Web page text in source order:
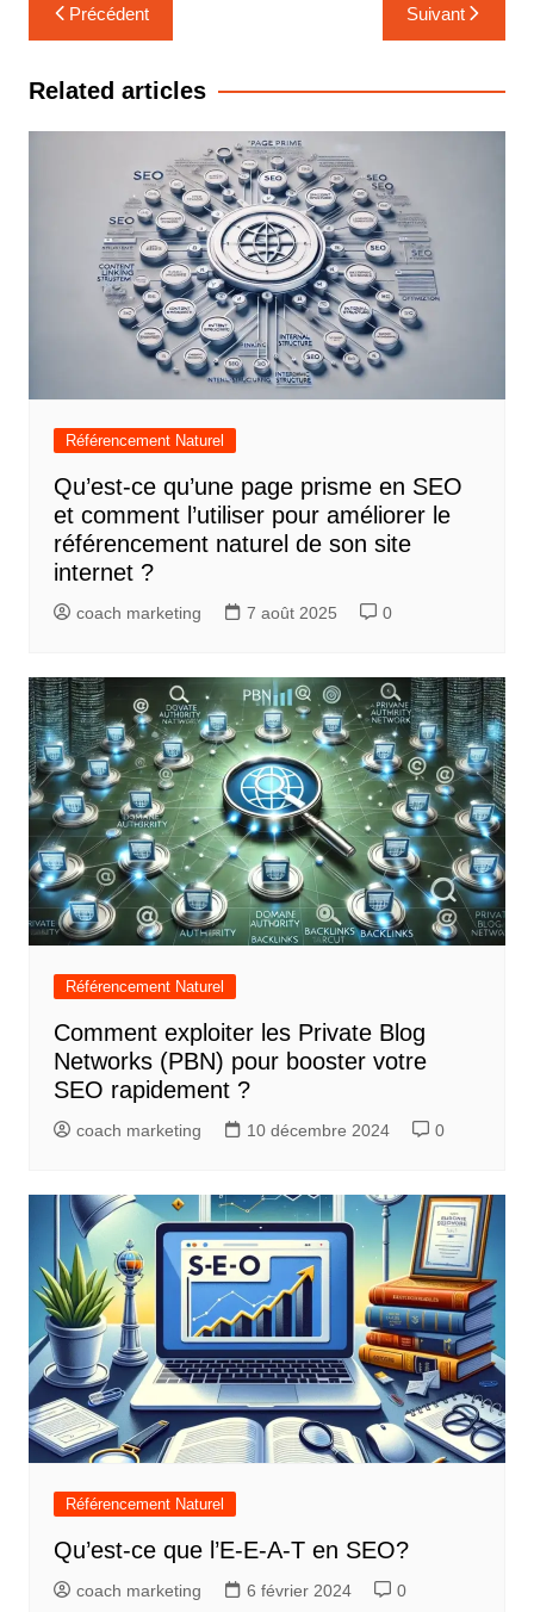
de
l’article
Précédent Suivant
Related articles
Référencement Naturel
Qu’est-ce qu’une page prisme en SEO
et comment l’utiliser pour améliorer le
référencement naturel de son site
internet ?
coach marketing 7 août 2025 0
Référencement Naturel
Comment exploiter les Private Blog
Networks (PBN) pour booster votre
SEO rapidement ?
coach marketing 10 décembre 2024 0
Référencement Naturel
Qu’est-ce que l’E-E-A-T en SEO?
coach marketing 6 février 2024 0